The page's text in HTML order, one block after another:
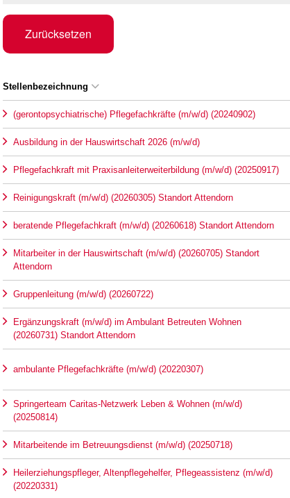
Zurücksetzen
Stellenbezeichnung
(gerontopsychiatrische) Pflegefachkräfte (m/w/d) (20240902)
Ausbildung in der Hauswirtschaft 2026 (m/w/d)
Pflegefachkraft mit Praxisanleiterweiterbildung (m/w/d) (20250917)
Reinigungskraft (m/w/d) (20260305) Standort Attendorn
beratende Pflegefachkraft (m/w/d) (20260618) Standort Attendorn
Mitarbeiter in der Hauswirtschaft (m/w/d) (20260705) Standort
Attendorn
Gruppenleitung (m/w/d) (20260722)
Ergänzungskraft (m/w/d) im Ambulant Betreuten Wohnen
(20260731) Standort Attendorn
ambulante Pflegefachkräfte (m/w/d) (20220307)
Springerteam Caritas-Netzwerk Leben & Wohnen (m/w/d)
(20250814)
Mitarbeitende im Betreuungsdienst (m/w/d) (20250718)
Heilerziehungspfleger, Altenpflegehelfer, Pflegeassistenz (m/w/d)
(20220331)